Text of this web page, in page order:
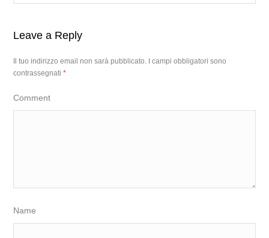
Leave a Reply
Il tuo indirizzo email non sarà pubblicato.
I campi obbligatori sono
contrassegnati*
Comment
Name